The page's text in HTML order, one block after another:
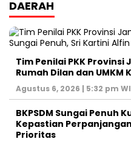
DAERAH
Tim Penilai PKK
Rumah Dilan dan UMKM
Agustus 6, 2026 | 5:32 pm
BKPSDM Sungai Penuh
Kepastian
Prioritas